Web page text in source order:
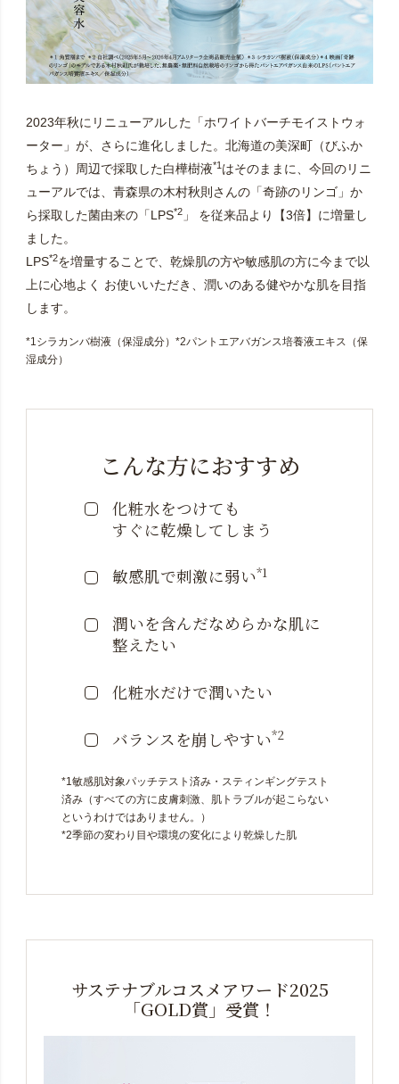
2023年秋にリニューアルした「ホワイトバーチモイストウォ
ーター」が、さらに進化しました。北海道の美深町（びふか
ちょう）周辺で採取した白樺樹液*1はそのままに、今回のリニ
ューアルでは、青森県の木村秋則さんの「奇跡のリンゴ」か
ら採取した菌由来の「LPS*2」 を従来品より【3倍】に増量し
ました。
LPS*2を増量することで、乾燥肌の方や敏感肌の方に今まで以
上に心地よく お使いいただき、潤いのある健やかな肌を目指
します。
*1シラカンバ樹液（保湿成分）*2パントエアバガンス培養液エキス（保
湿成分）
こんな方におすすめ
化粧水をつけても
すぐに乾燥してしまう
敏感肌で刺激に弱い*1
潤いを含んだなめらかな肌に
整えたい
化粧水だけで潤いたい
バランスを崩しやすい*2
*1敏感肌対象パッチテスト済み・スティンギングテスト
済み（すべての方に皮膚刺激、肌トラブルが起こらない
というわけではありません。）
*2季節の変わり目や環境の変化により乾燥した肌
サステナブルコスメアワード2025
「GOLD賞」受賞！